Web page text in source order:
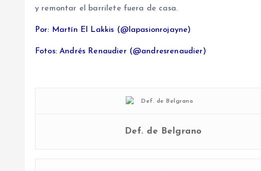
y remontar el barrilete fuera de casa.
Por: Martín El Lakkis (@lapasionrojayne)
Fotos: Andrés Renaudier (@andresrenaudier)
Def. de Belgrano